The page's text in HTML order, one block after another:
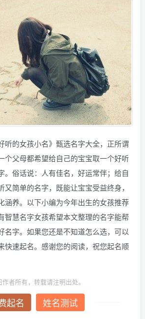
听的女孩小名》甄选名字大全，正所谓
个父母都希望给自己的宝宝取一个好听
。俗话说：人有佳名，好运常伴；给自
又简单的名字，既能让宝宝受益终身，
涵养。以下小编为今年出生的女孩推荐
智慧名字女孩希望本文整理的名字能帮
名字。如果您还是不知道怎么选，可以
快速起名。感谢您的阅读，祝您起名顺
者所有，转载请注明出处。
起名 姓名测试